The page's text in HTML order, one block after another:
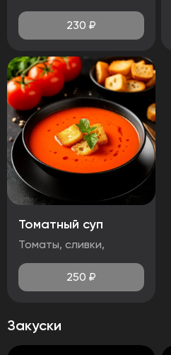
230 ₽
Томатный суп
Томаты, сливки,
250 ₽
Закуски